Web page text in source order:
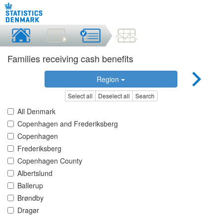
Families receiving cash benefits
Region
Select all Deselect all Search
All Denmark
Copenhagen and Frederiksberg
Copenhagen
Frederiksberg
Copenhagen County
Albertslund
Ballerup
Brøndby
Dragør